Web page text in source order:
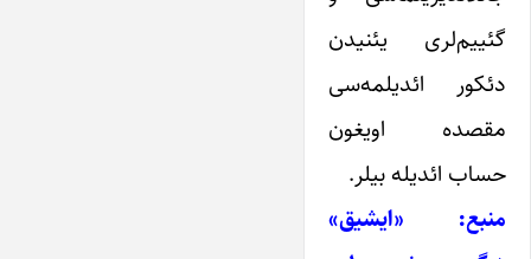
گئییم‌لری یئنیدن
دئکور ائدیلمه‌سی
مقصده اویغون
حساب ائدیله بیلر.
منبع: «ایشیق»